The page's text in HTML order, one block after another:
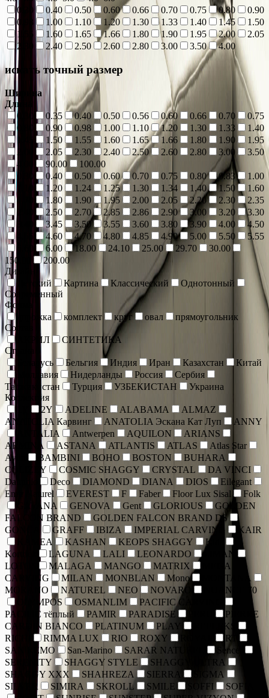
0.30
0.40 0.50 0.60 0.66 0.70 0.75 0.80
0.90
0.98
1.00 1.10 1.20 1.30 1.33 1.40 1.45
1.50
1.55
1.60 1.65 1.66 1.80 1.90 1.95 2.00
2.05
2.30
2.40 2.50 2.60 2.80 3.00 3.50 4.00
искать точный размер
Ширина
Длина
0.30
0.35 0.40 0.50 0.56 0.60 0.66 0.70
0.75
0.80
0.90 0.98 1.00 1.10 1.20 1.30 1.33
1.40
1.45
1.50 1.55 1.60 1.65 1.66 1.80 1.90
1.95
2.00
2.05 2.30 2.40 2.50 2.60 2.80 3.00
3.50
4.00
90.00
100.00
0.30
0.40 0.50 0.60 0.70 0.75 0.80 0.83
1.00
1.20 1.24 1.25 1.30 1.34 1.40 1.50
1.60
1.70
1.80 1.90 1.95 2.00 2.05 2.20 2.30
2.35
2.40
2.50 2.70 2.85 2.86 2.90 3.00 3.20
3.30
3.40
3.45 3.50 3.55 3.60 3.80 3.90 4.00
4.50
4.60 4.70 4.80 4.85 4.90 5.00 5.50
5.55
6.00 18.00 24.10 25.00 29.70
30.00
150.00
200.00
Дизайн
Детский
Картина Классический
Однотонный
Современный
Форма
дорожка
комплект круг овал
прямоугольник
Состав
АКРИЛ
СИНТЕТИКА
Страна
Беларусь
Бельгия Индия Иран Казахстан
Китай
Молдавия
Нидерланды Россия
Сербия
Таджикистан
Турция УЗБЕКИСТАН
Украина
Коллекция
2Y ADELINE ALABAMA
ALMAZ
ANATOLIA Карвинг
ANATOLIA Эскана Кат Луп
ANNY
ANTALIA
Antwerpen AQUILON
ARIANS
ARMINA
ASTANA ATLANTIS ATLAS
Atlas Star
Aylin
BAMBINI BOHO BOSTON
BUHARA
COLIZEY
COSMIC SHAGGY CRYSTAL
DA VINCI
Danubio
Deco DIAMOND DIANA DIOS
Eilegant
Emir Naturel
EVEREST F Faber Floor Lux Sisal
Folk
GAVANA
GENOVA Gent GLORIOUS
GOLDEN
FALCON BRAND
GOLDEN FALCON BRAND DS
GONCA
GRAFF IBIZA IMPERIAL CARVING
KAIR
KAMEA
KASHAN KEOPS SHAGGY
Kids
Kortriek
LAGUNA LALI LEONARDO
LIMAN
LOTOS
MALAGA MANGO MATRIX
MEGA
CARVING
MILAN MONBLAN Mono
MONTANA
MORANO
NATUREL NEO NOVARO
NUANCE 70
OLYMPOS
OSMANLIM
PACIFIC CARVING
PACIFIC тёплый
PAMIR PARADISE
PIERRE
CARDIN BIANCO
PLATINUM PLAY
REFLEKS
RICHI
RIMMA LUX RIO ROXY
RT
SAN REMO
San-Marino SARAR NATUREL
Sencer
SERENITY
SHAGGY STYLE
SHAGGY ULTRA
SHAGGY XXX
SHAHREZA SIERRA
SIGMA
SILVER
SIMIRA SKROLL SMILE SOFFI
SOFIA